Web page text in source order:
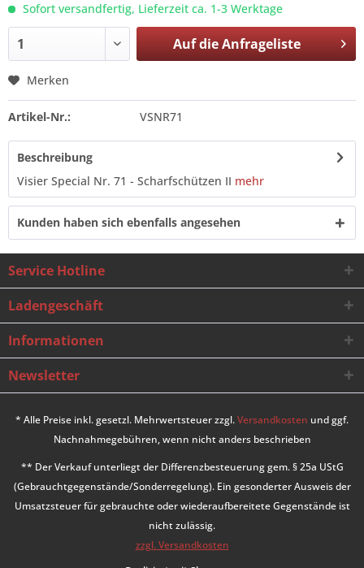
Sofort versandfertig, Lieferzeit ca. 1-3 Werktage
Auf dieAnfrageliste
Merken
Artikel-Nr.: VSNR71
Beschreibung
Visier Special Nr. 71 - Scharfschützen II mehr
Kunden haben sich ebenfalls angesehen
Service Hotline
Ladengeschäft
Informationen
Newsletter
* Alle Preise inkl. gesetzl. Mehrwertsteuer zzgl.Versandkosten und ggf.
Nachnahmegebühren, wenn nicht anders beschrieben
** Der Verkauf unterliegt der Differenzbesteuerung gem. § 25a UStG
(Gebrauchtgegenstände/Sonderregelung). Ein gesonderter Ausweis der
Umsatzsteuer für gebrauchte oder wiederaufbereitete Gegenstände ist
nicht zulässig.
zzgl. Versandkosten